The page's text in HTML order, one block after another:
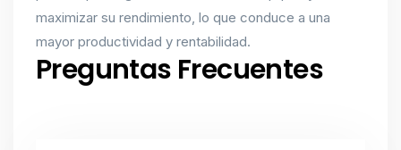
maximizar su rendimiento, lo que conduce a una
mayor productividad y rentabilidad.
Preguntas Frecuentes